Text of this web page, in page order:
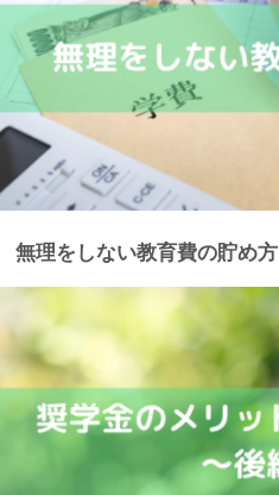
無理をしない教育費の貯め方